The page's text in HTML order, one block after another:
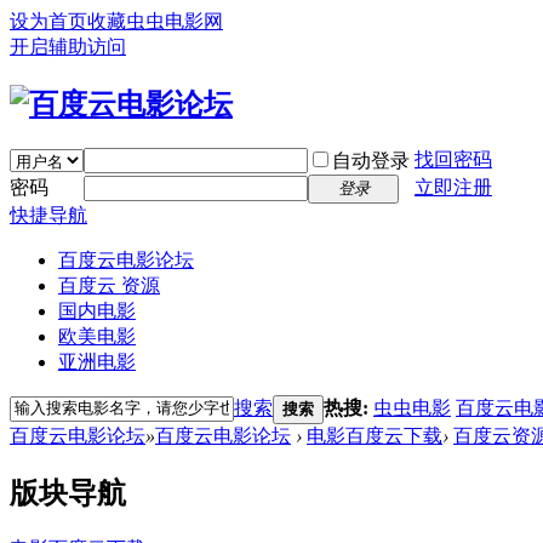
设为首页收藏虫虫电影网
开启辅助访问
自动登录 找回密码
密码
登录
立即注册
快捷导航
百度云电影论坛
百度云 资源
国内电影
欧美电影
亚洲电影
搜索 搜索 热搜: 虫虫电影 百度云电
百度云电影论坛»百度云电影论坛 › 电影百度云下载› 百度云资
版块导航